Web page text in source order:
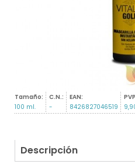
Tamaño:
100 ml.
C.N.:
-
EAN:
8426827046519
Descripción